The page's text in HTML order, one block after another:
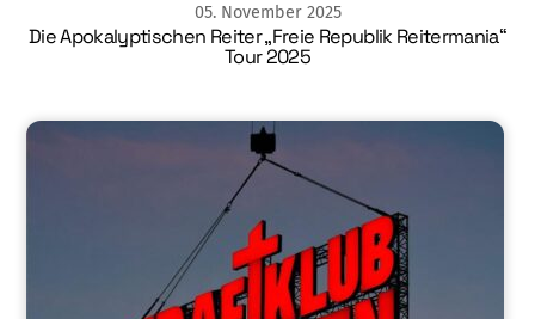
05. November 2025
Die Apokalyptischen Reiter „Freie Republik Reitermania“
Tour 2025